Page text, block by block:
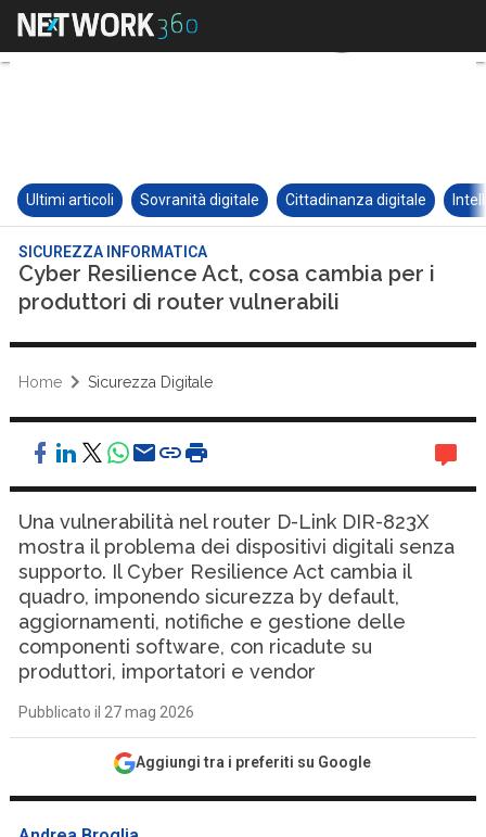
Ultimi articoli Sovranità digitale Cittadinanza digitale
SICUREZZA INFORMATICA
Cyber Resilience Act, cosa cambia per i
produttori di router vulnerabili
Home Sicurezza Digitale
Una vulnerabilità nel router D-Link DIR-823X
mostra il problema dei dispositivi digitali senza
supporto. Il Cyber Resilience Act cambia il
quadro, imponendo sicurezza by default,
aggiornamenti, notifiche e gestione delle
componenti software, con ricadute su
produttori, importatori e vendor
Pubblicato il 27 mag 2026
Aggiungi tra i preferiti su Google